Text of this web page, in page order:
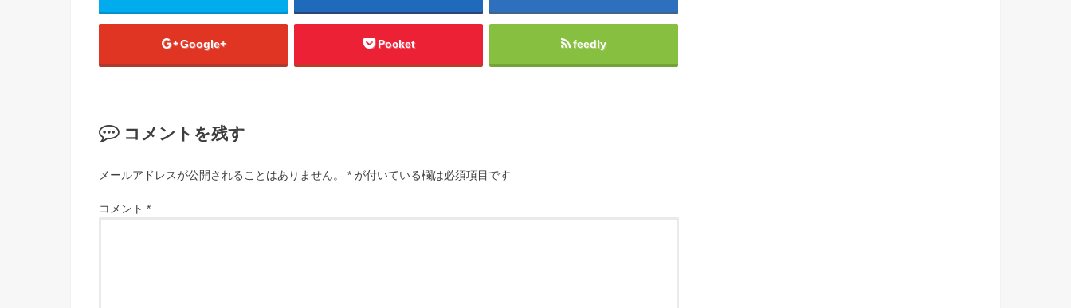
Google+ Pocket feedly
コメントを残す
メールアドレスが公開されることはありません。 * が付いている欄は必須項目です
コメント *